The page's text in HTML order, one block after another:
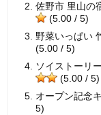
佐野市 里山の
(5.00 / 5)
野菜いっぱい
(5.00 / 5)
ソイストーリ
(5.00 / 5)
オープン記念
5)